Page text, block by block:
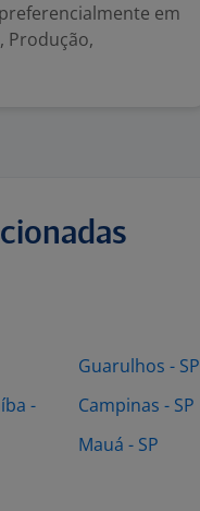
em
Produção,
-
Guarulhos - SP
Campinas - SP
Mauá - SP